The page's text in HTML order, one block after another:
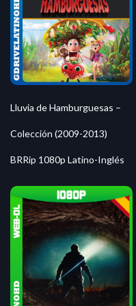
Lluvia de Hamburguesas –
Colección (2009-2013)
BRRip 1080p Latino-Inglés